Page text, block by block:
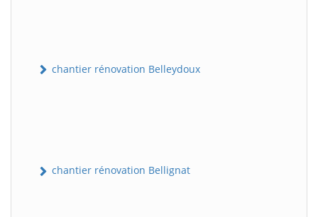
chantier rénovation Belleydoux
chantier rénovation Bellignat